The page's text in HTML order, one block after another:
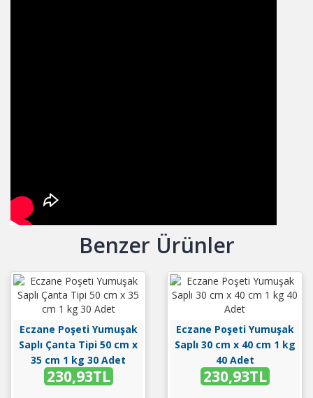
Benzer Ürünler
Eczane Poşeti Yumuşak
Saplı Çanta Tipi 50 cm x
35 cm 1 kg 30 Adet
230,93TL
Eczane Poşeti Yumuşak
Saplı 30 cm x 40 cm 1 kg
40 Adet
230,93TL